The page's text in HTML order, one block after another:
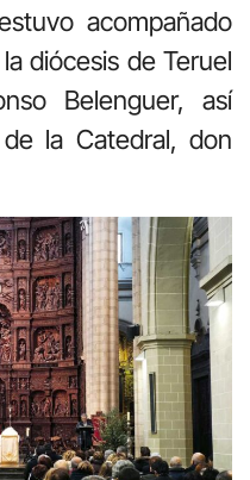
acompañado
diócesis de Teruel
Belenguer, así
la Catedral, don